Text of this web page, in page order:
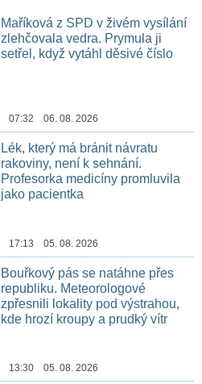
Maříková z SPD v živém vysílání
zlehčovala vedra. Prymula ji
setřel, když vytáhl děsivé číslo
07:32 06. 08. 2026
Lék, který má bránit návratu
rakoviny, není k sehnání.
Profesorka medicíny promluvila
jako pacientka
17:13 05. 08. 2026
Bouřkový pás se natáhne přes
republiku. Meteorologové
zpřesnili lokality pod výstrahou,
kde hrozí kroupy a prudký vítr
13:30 05. 08. 2026